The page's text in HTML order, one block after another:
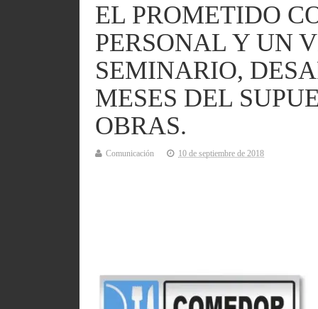
EL PROMETIDO
PERSONAL Y UN
SEMINARIO,
MESES DEL
OBRAS.
Comunicación 10 de septiembre de 2018